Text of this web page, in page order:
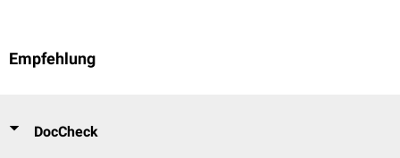
Empfehlung
DocCheck